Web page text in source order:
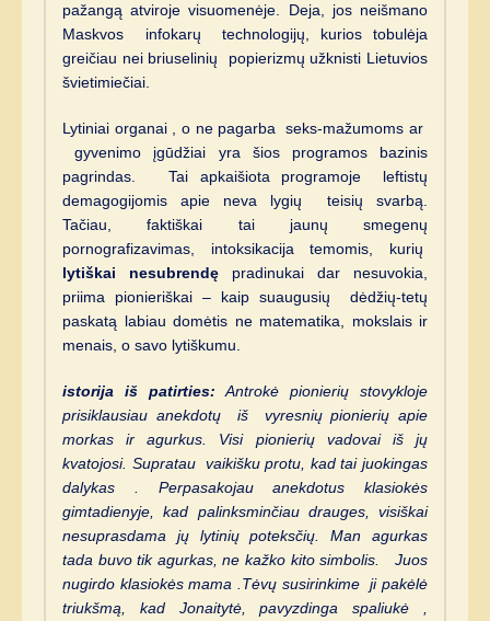
pažangą atviroje visuomenėje. Deja, jos neišmano
Maskvos infokarų technologijų, kurios tobulėja
greičiau nei briuselinių popierizmų užknisti Lietuvios
švietimiečiai.
Lytiniai organai , o ne pagarba seks-mažumoms ar
gyvenimo įgūdžiai yra šios programos bazinis
pagrindas. Tai apkaišiota programoje leftistų
demagogijomis apie neva lygių teisių svarbą.
Tačiau, faktiškai tai jaunų smegenų
pornografizavimas, intoksikacija temomis, kurių
lytiškai nesubrendę pradinukai dar nesuvokia,
priima pionieriškai – kaip suaugusių dėdžių-tetų
paskatą labiau domėtis ne matematika, mokslais ir
menais, o savo lytiškumu.
istorija iš patirties: Antrokė pionierių stovykloje
prisiklausiau anekdotų iš vyresnių pionierių apie
morkas ir agurkus. Visi pionierių vadovai iš jų
kvatojosi. Supratau vaikišku protu, kad tai juokingas
dalykas . Perpasakojau anekdotus klasiokės
gimtadienyje, kad palinksminčiau drauges, visiškai
nesuprasdama jų lytinių poteksčių. Man agurkas
tada buvo tik agurkas, ne kažko kito simbolis. Juos
nugirdo klasiokės mama .Tėvų susirinkime ji pakėlė
triukšmą, kad Jonaitytė, pavyzdinga spaliukė ,